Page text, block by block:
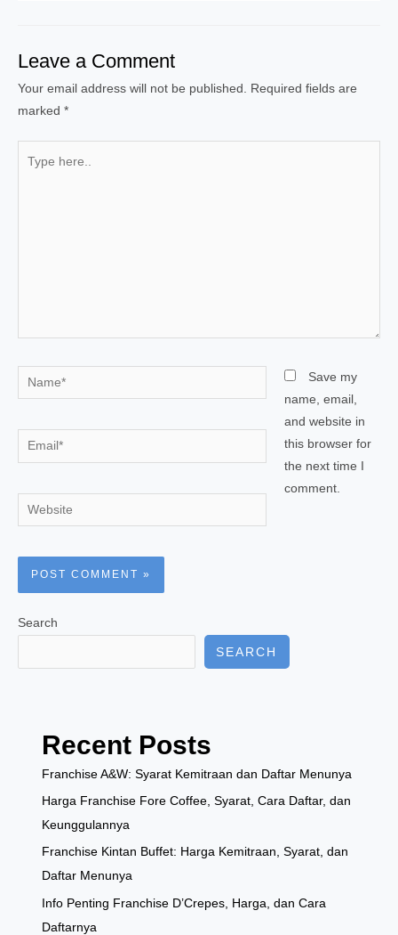
Leave a Comment
Your email address will not be published. Required fields are
marked *
here..
Name*
Email*
Website
Save my
name, email,
and website in
this browser for
the next time I
comment.
Search
SEARCH
Recent Posts
Franchise A&W: Syarat Kemitraan dan Daftar Menunya
Harga Franchise Fore Coffee, Syarat, Cara Daftar, dan
Keunggulannya
Franchise Kintan Buffet: Harga Kemitraan, Syarat, dan
Daftar Menunya
Info Penting Franchise D’Crepes, Harga, dan Cara
Daftarnya